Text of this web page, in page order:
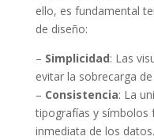
ello, es fundamental
de diseño:
– Simplicidad: Las
evitar la sobrecarga
– Consistencia: La
tipografías y símbolos
inmediata de los datos.